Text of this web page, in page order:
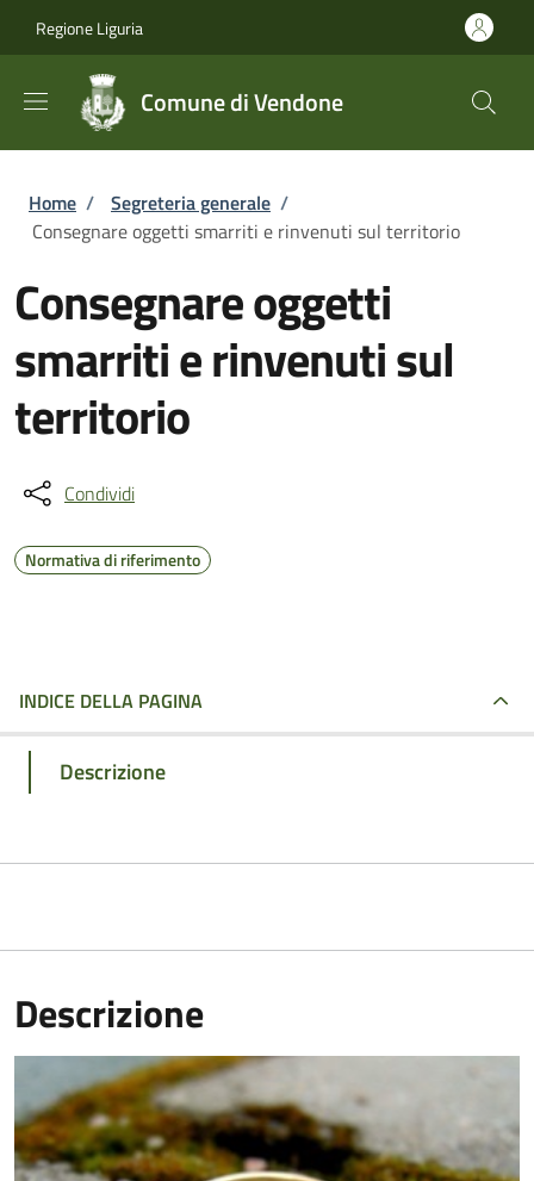
Regione Liguria
Comune di Vendone
Briciole di pane
Home / Segreteria generale /
Consegnare oggetti smarriti e rinvenuti sul territorio
Consegnare oggetti
smarriti e rinvenuti sul
territorio
Condividi
Normativa di riferimento
INDICE DELLA PAGINA
Descrizione
Descrizione